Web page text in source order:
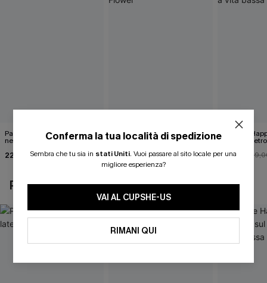
Pareo midi con lacci laterali
neri
22,00 €24,00 €
Top monospalla e bikini
hipster Hazy Tenderness
35,00 €
Release
lacci sul
31,00 €
POTREBBE INTERESSARTI ANCHE
Conferma la tua località di spedizione
Sembra che tu sia in stati Uniti. Vuoi passare al sito locale per una
migliore esperienza?
VAI AL CUPSHE-US
RIMANI QUI